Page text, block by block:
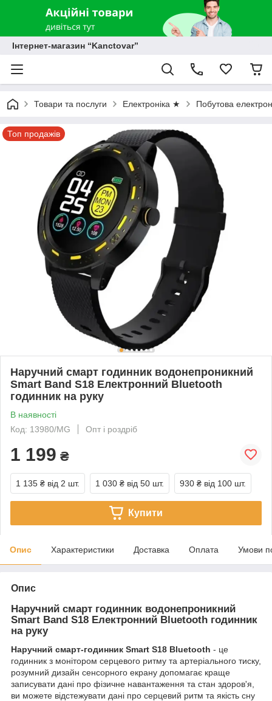
Інтернет-магазин “Kanctovar”
Товари та послуги Електроніка ★ Побутова
Топ продажів
Наручний смарт годинник водонепроникний
Smart Band S18 Електронний Bluetooth
годинник на руку
В наявності
Код: 13980/MG
Опт і роздріб
1 199 ₴
1 135 ₴ від 2 шт. 1 030 ₴ від 50 шт. 930 ₴ від 100 шт.
Купити
Опис Характеристики Доставка Оплата Умови
Опис
Наручний смарт годинник водонепроникний
Smart Band S18 Електронний Bluetooth годинник
на руку
Наручний смарт-годинник Smart S18 Bluetooth - це
годинник з монітором серцевого ритму та артеріального тиску,
розумний дизайн сенсорного екрану допомагає краще
записувати дані про фізичне навантаження та стан здоров'я,
ви можете відстежувати дані про серцевий ритм та якість сну